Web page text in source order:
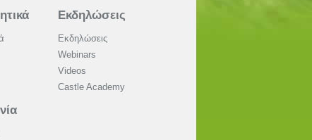
Εκδηλώσεις
Εκδηλώσεις
Webinars
Videos
Castle Academy